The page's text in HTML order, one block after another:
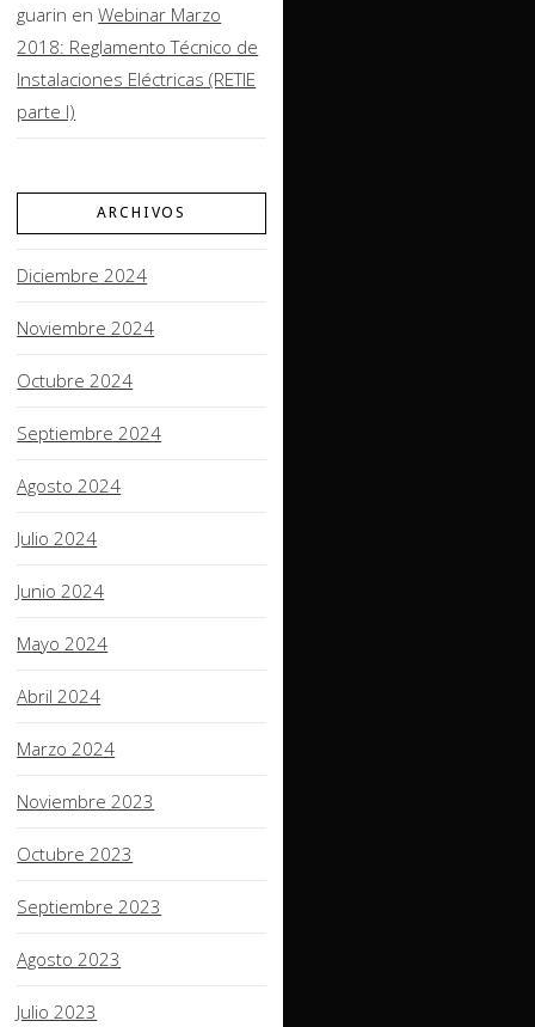
guarin enWebinar Marzo
2018: Reglamento Técnico de
Instalaciones Eléctricas (RETIE
parte I)
ARCHIVOS
Diciembre 2024
Noviembre 2024
Octubre 2024
Septiembre 2024
Agosto 2024
Julio 2024
Junio 2024
Mayo 2024
Abril 2024
Marzo 2024
Noviembre 2023
Octubre 2023
Septiembre 2023
Agosto 2023
Julio 2023